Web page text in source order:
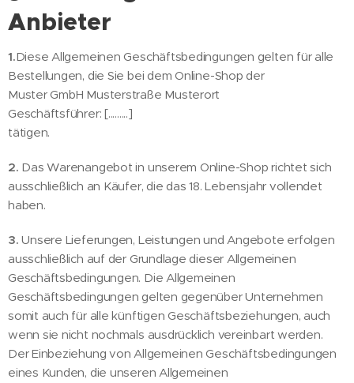
Anbieter
1.Diese Allgemeinen Geschäftsbedingungen gelten für alle
Bestellungen, die Sie bei dem Online-Shop der
Muster GmbH Musterstraße Musterort
Geschäftsführer: [.........]
tätigen.
2. Das Warenangebot in unserem Online-Shop richtet sich
ausschließlich an Käufer, die das 18. Lebensjahr vollendet
haben.
3. Unsere Lieferungen, Leistungen und Angebote erfolgen
ausschließlich auf der Grundlage dieser Allgemeinen
Geschäftsbedingungen. Die Allgemeinen
Geschäftsbedingungen gelten gegenüber Unternehmen
somit auch für alle künftigen Geschäftsbeziehungen, auch
wenn sie nicht nochmals ausdrücklich vereinbart werden.
Der Einbeziehung von Allgemeinen Geschäftsbedingungen
eines Kunden, die unseren Allgemeinen